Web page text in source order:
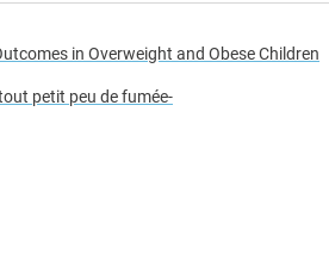
in Overweight and Obese Children
petit peu de fumée-